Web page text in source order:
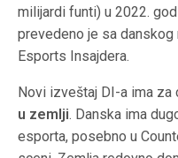
milijardi funti) u 2022.
prevedeno je sa
Esports Insajdera.
Novi izveštaj DI-a ima za
u zemlji. Danska ima
esporta, posebno u